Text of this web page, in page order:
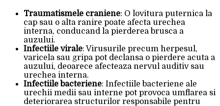
Traumatismele craniene: O lovitura puternica la
cap sau o alta ranire poate afecta urechea
interna, conducand la pierderea brusca a
auzului.
Infectiile virale: Virusurile precum herpesul,
varicela sau gripa pot declansa o pierdere acuta a
auzului, deoarece afecteaza nervul auditiv sau
urechea interna.
Infectiile bacteriene: Infectiile bacteriene ale
urechii medii sau interne pot provoca umflarea si
deteriorarea structurilor responsabile pentru